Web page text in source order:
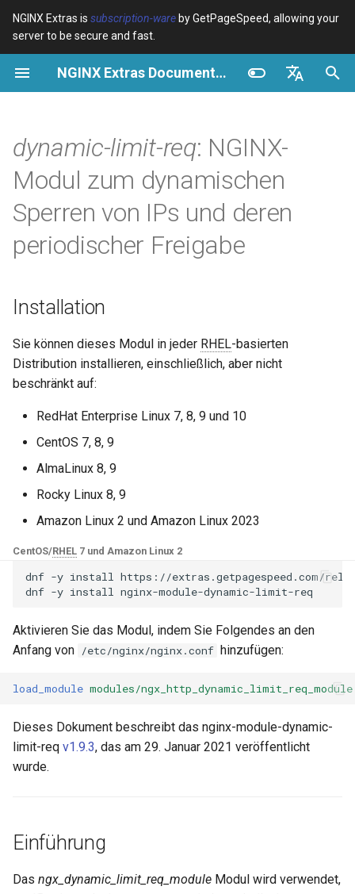
NGINX Extras is subscription-ware by GetPageSpeed, allowing your
server to be secure and fast.
NGINX Extras Documentation
Español
Português (Brasil)
Français
Русский
S
u
i
n
i
r
t
Variables $bot_name
$bot_producer
$browser_engine
$browser_version
$device_json
$is_bot
$is_desktop
$is_mobile
$is_tablet
$os_name
Examples
Troubleshooting
Related
Directives geoip2
geoip2_proxy
geoip2_proxy_recursive
Examples
Troubleshooting
Related
Einführung
Prinzip
Über
Spenden
Alipay:
Erweiterung
Api-count
Wenn Sie die API-
Zählfunktion verwenden
bitte limithit-API_alerts. Da
nicht jeder diese Funktion
benötigt, wurde sie nicht in
Benutzer, die diese Funktion
nicht benötigen, können
diese Absatzbeschreibung
GitHub
acme
ada
auto-ssl
aws-auth
aws-sdk
balancer
base-encoding
cache
consul-event
cookie
cors
counter
ctxdump
dns-server
etcd
exec
Cache
cPanel EA4 - Proxy Cache
Leistung
Sicherheit
RHEL/CentOS wählen
NGINX-MOD - Verbesserte
NGINX mit HTTP/3, HPACK &
Gesundheitsprüfungen für
RHEL
Installation auf RHEL, CentOS
& Rocky Linux
NGINX-Module für das Plesk-
Control-Panel - RPM-Pakete
cPanel EA4 NGINX-Module -
Verwandle ea-nginx in eine
Leistungs- und
Sicherheitsmacht
Unterstützung - RPM-Pakete
für RHEL & CentOS
Angie Web Server -
Rocky Linux & AlmaLinux
dynamic-limit-req: NGINX-
Modul zum dynamischen
Sperren von IPs und deren
periodischer Freigabe
Installation
Sie können dieses Modul in jeder RHEL-basierten
Distribution installieren, einschließlich, aber nicht
beschränkt auf:
RedHat Enterprise Linux 7, 8, 9 und 10
CentOS 7, 8, 9
AlmaLinux 8, 9
Rocky Linux 8, 9
Amazon Linux 2 und Amazon Linux 2023
CentOS/RHEL 7 und Amazon Linux 2
dnf -y install
https://extras.getpagespeed.com/
dnf -y install
Aktivieren Sie das Modul, indem Sie Folgendes an den
Anfang von /etc/nginx/nginx.conf hinzufügen:
load_module modules/
Dieses Dokument beschreibt das nginx-module-dynamic-
limit-req v1.9.3, das am 29. Januar 2021 veröffentlicht
wurde.
Einführung
Das ngx_dynamic_limit_req_module Modul wird verwendet,